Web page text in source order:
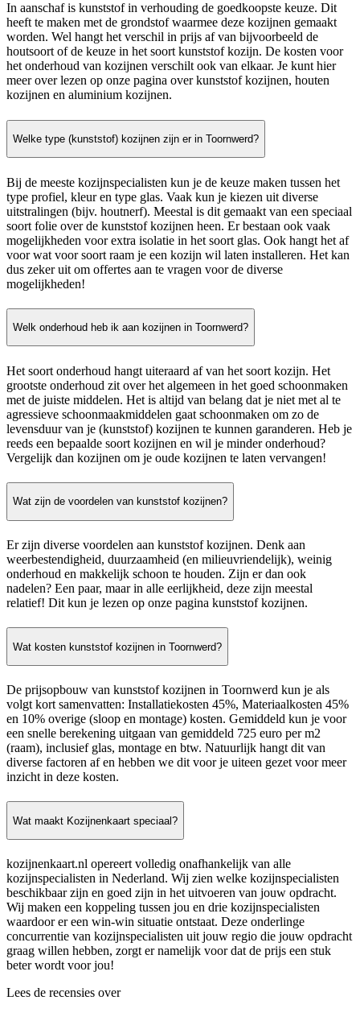
In aanschaf is kunststof in verhouding de goedkoopste keuze. Dit
heeft te maken met de grondstof waarmee deze kozijnen gemaakt
worden. Wel hangt het verschil in prijs af van bijvoorbeeld de
houtsoort of de keuze in het soort kunststof kozijn. De kosten voor
het onderhoud van kozijnen verschilt ook van elkaar. Je kunt hier
meer over lezen op onze pagina over kunststof kozijnen, houten
kozijnen en aluminium kozijnen.
Welke type (kunststof) kozijnen zijn er in Toornwerd?
Bij de meeste kozijnspecialisten kun je de keuze maken tussen het
type profiel, kleur en type glas. Vaak kun je kiezen uit diverse
uitstralingen (bijv. houtnerf). Meestal is dit gemaakt van een speciaal
soort folie over de kunststof kozijnen heen. Er bestaan ook vaak
mogelijkheden voor extra isolatie in het soort glas. Ook hangt het af
voor wat voor soort raam je een kozijn wil laten installeren. Het kan
dus zeker uit om offertes aan te vragen voor de diverse
mogelijkheden!
Welk onderhoud heb ik aan kozijnen in Toornwerd?
Het soort onderhoud hangt uiteraard af van het soort kozijn. Het
grootste onderhoud zit over het algemeen in het goed schoonmaken
met de juiste middelen. Het is altijd van belang dat je niet met al te
agressieve schoonmaakmiddelen gaat schoonmaken om zo de
levensduur van je (kunststof) kozijnen te kunnen garanderen. Heb je
reeds een bepaalde soort kozijnen en wil je minder onderhoud?
Vergelijk dan kozijnen om je oude kozijnen te laten vervangen!
Wat zijn de voordelen van kunststof kozijnen?
Er zijn diverse voordelen aan kunststof kozijnen. Denk aan
weerbestendigheid, duurzaamheid (en milieuvriendelijk), weinig
onderhoud en makkelijk schoon te houden. Zijn er dan ook
nadelen? Een paar, maar in alle eerlijkheid, deze zijn meestal
relatief! Dit kun je lezen op onze pagina kunststof kozijnen.
Wat kosten kunststof kozijnen in Toornwerd?
De prijsopbouw van kunststof kozijnen in Toornwerd kun je als
volgt kort samenvatten: Installatiekosten 45%, Materiaalkosten 45%
en 10% overige (sloop en montage) kosten. Gemiddeld kun je voor
een snelle berekening uitgaan van gemiddeld 725 euro per m2
(raam), inclusief glas, montage en btw. Natuurlijk hangt dit van
diverse factoren af en hebben we dit voor je uiteen gezet voor meer
inzicht in deze kosten.
Wat maakt Kozijnenkaart speciaal?
kozijnenkaart.nl opereert volledig onafhankelijk van alle
kozijnspecialisten in Nederland. Wij zien welke kozijnspecialisten
beschikbaar zijn en goed zijn in het uitvoeren van jouw opdracht.
Wij maken een koppeling tussen jou en drie kozijnspecialisten
waardoor er een win-win situatie ontstaat. Deze onderlinge
concurrentie van kozijnspecialisten uit jouw regio die jouw opdracht
graag willen hebben, zorgt er namelijk voor dat de prijs een stuk
beter wordt voor jou!
Lees de recensies over